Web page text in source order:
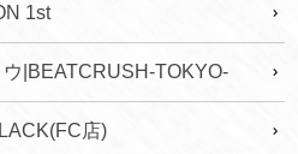
1st
|BEATCRUSH-TOKYO-
店)